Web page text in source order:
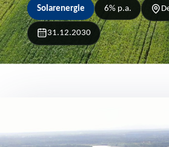
Solarenergie 6% p.a.
31.12.2030